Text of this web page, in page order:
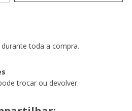
toda a compra.
trocar ou devolver.